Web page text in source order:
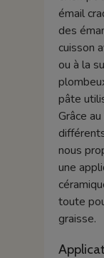
émail
des
cuisson
ou à la
pâte
Grâce
nous
une
toute
graisse.